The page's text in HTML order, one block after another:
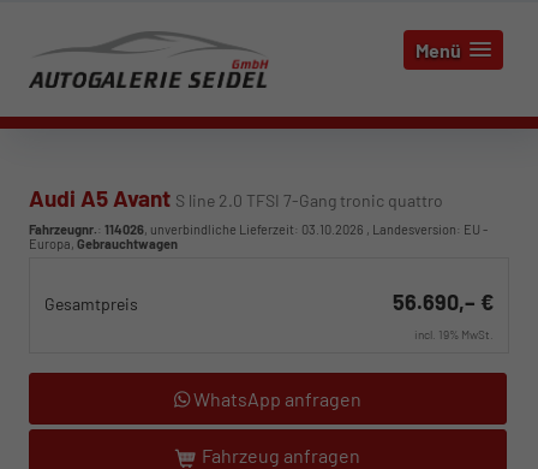
Menü
Audi A5 Avant S line 2.0 TFSI 7-Gang tronic quattro
Fahrzeugnr.: 114026, unverbindliche Lieferzeit: 03.10.2026 , Landesversion: EU -
Europa, Gebrauchtwagen
Gesamtpreis 56.690,– €
incl. 19% MwSt.
WhatsApp anfragen
Fahrzeug anfragen